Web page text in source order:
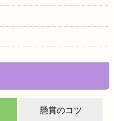
懸賞のコツ